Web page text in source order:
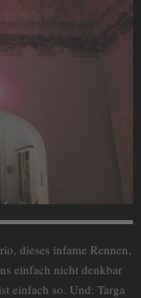
dieses infame Rennen,
einfach nicht denkbar
einfach so. Und: Targa